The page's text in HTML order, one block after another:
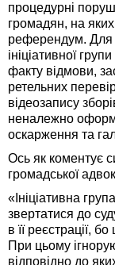
процедурні
громадян, на
референдум. Для
ініціативної
факту відмови,
ретельних
відеозапису
неналежно
оскарження та
Ось як коментує
громадської
«Ініціативна
звертатися до
в її реєстрації,
При цьому
відповідно до